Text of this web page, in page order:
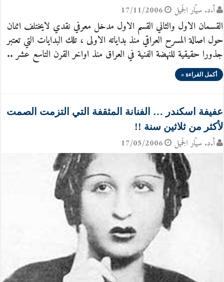
أ.د. سيّار الجَميل 17/11/2006
القسمان الاول والثاني القسم الاول مدخل معرفي نقدي لايختلف اثنان
حول اصالة المسرح العراقي منذ بداياته الاولى ، تلك البدايات التي تعتبر
جذورا حقيقية للنهضة الفنية في العراق منذ اواخر القرن التاسع عشر ..
أكمل القراءة »
عفيفة اسكندر … الفنانة المثقفة التي التزمت الصمت
لأكثر من ثلاثين سنة !!
أ.د. سيّار الجَميل 17/05/2006